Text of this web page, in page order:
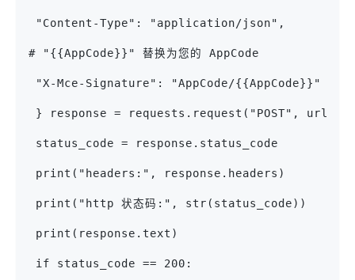
"Content-Type": "application/json",
# "{{AppCode}}" 替换为您的 AppCode
"X-Mce-Signature": "AppCode/{{AppCode}}"
} response = requests.request("POST", url,
status_code = response.status_code
print("headers:", response.headers)
print("http 状态码:", str(status_code))
print(response.text)
if status_code == 200: